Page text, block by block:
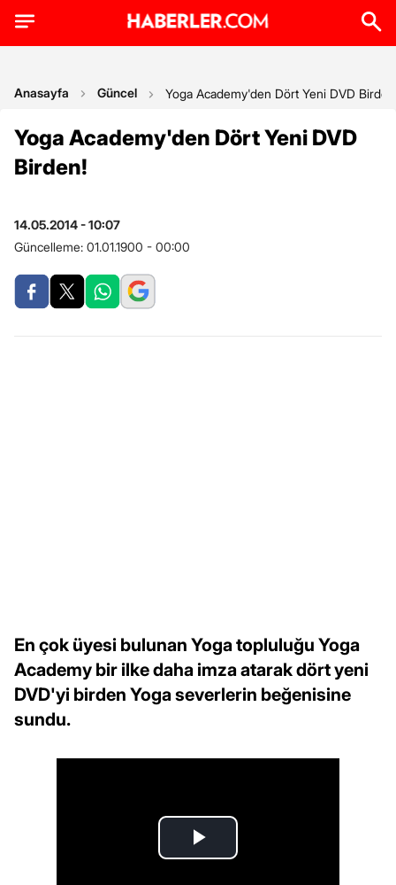
Anasayfa Güncel Yoga Academy'den Dört Yeni DVD
Yoga Academy'den Dört Yeni DVD
Birden!
14.05.2014 - 10:07
Güncelleme: 01.01.1900 - 00:00
En çok üyesi bulunan Yoga topluluğu Yoga
Academy bir ilke daha imza atarak dört yeni
DVD'yi birden Yoga severlerin beğenisine
sundu.